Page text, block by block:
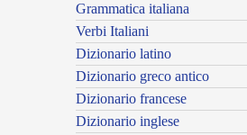
Grammatica italiana
Verbi Italiani
Dizionario latino
Dizionario greco antico
Dizionario francese
Dizionario inglese